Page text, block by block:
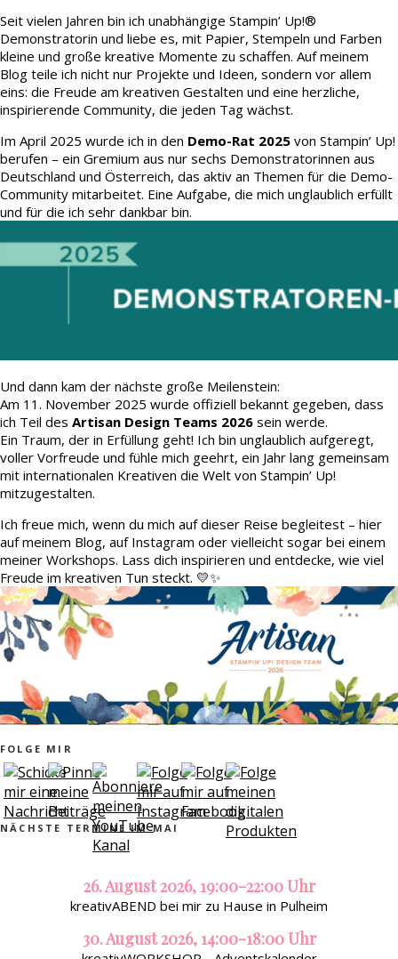
Seit vielen Jahren bin ich unabhängige Stampin’ Up!®
Demonstratorin und liebe es, mit Papier, Stempeln und Farben
kleine und große kreative Momente zu schaffen. Auf meinem
Blog teile ich nicht nur Projekte und Ideen, sondern vor allem
eins: die Freude am kreativen Gestalten und eine herzliche,
inspirierende Community, die jeden Tag wächst.
Im April 2025 wurde ich in den Demo-Rat 2025 von Stampin’ Up!
berufen – ein Gremium aus nur sechs Demonstratorinnen aus
Deutschland und Österreich, das aktiv an Themen für die Demo-
Community mitarbeitet. Eine Aufgabe, die mich unglaublich erfüllt
und für die ich sehr dankbar bin.
Und dann kam der nächste große Meilenstein:
Am 11. November 2025 wurde offiziell bekannt gegeben, dass
ich Teil des Artisan Design Teams 2026 sein werde.
Ein Traum, der in Erfüllung geht! Ich bin unglaublich aufgeregt,
voller Vorfreude und fühle mich geehrt, ein Jahr lang gemeinsam
mit internationalen Kreativen die Welt von Stampin’ Up!
mitzugestalten.
Ich freue mich, wenn du mich auf dieser Reise begleitest – hier
auf meinem Blog, auf Instagram oder vielleicht sogar bei einem
meiner Workshops. Lass dich inspirieren und entdecke, wie viel
Freude im kreativen Tun steckt. 💛✨
FOLGE MIR
NÄCHSTE TERMINE IM MAI
26. August 2026, 19:00-22:00 Uhr
kreativABEND bei mir zu Hause in Pulheim
30. August 2026, 14:00-18:00 Uhr